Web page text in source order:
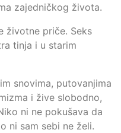
zajedničkog života.
životne priče. Seks
tinja i u starim
snovima, putovanjima
i žive slobodno,
ni ne pokušava da
ni sam sebi ne želi.